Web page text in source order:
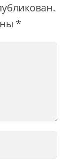
*